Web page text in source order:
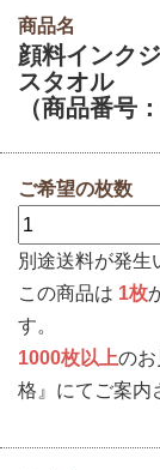
商品名
顔料インク
スタオル
（商品番号
ご希望の枚数
別途送料が発生
この商品は 1枚
す。
1000枚以上の
格』にてご案内